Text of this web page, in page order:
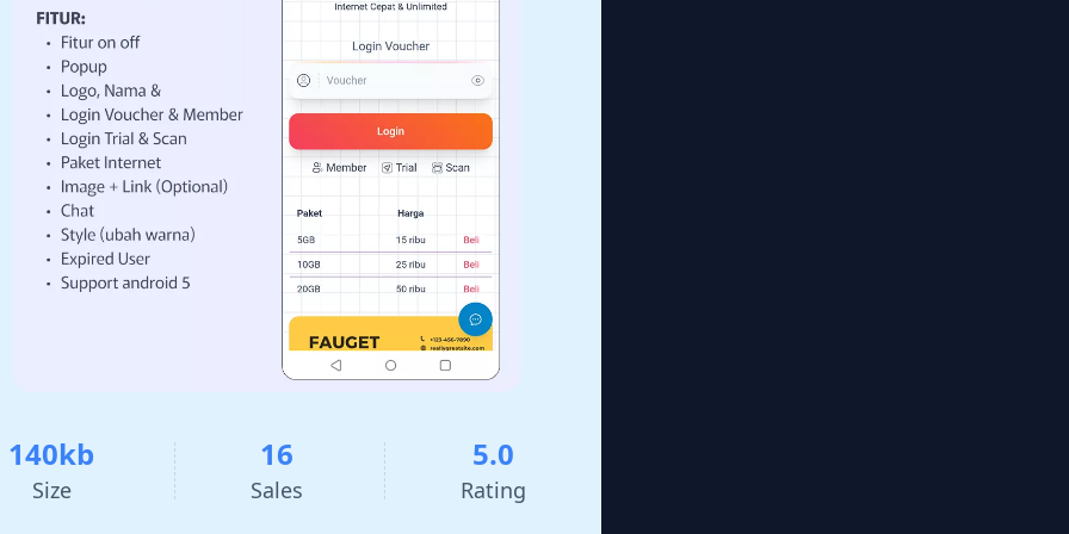
140kb
Size
16
Sales
5.0
Rating